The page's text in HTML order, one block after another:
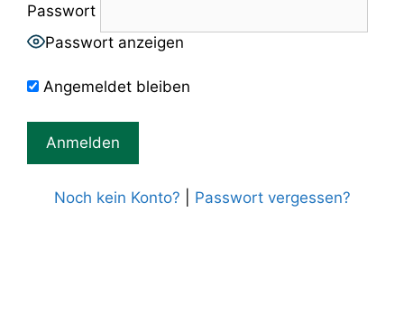
Passwort
Passwort anzeigen
Angemeldet bleiben
Noch kein Konto? Passwort vergessen?